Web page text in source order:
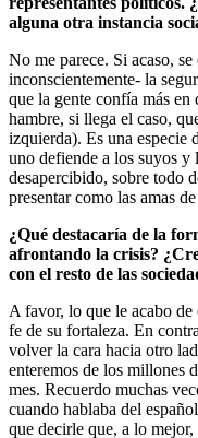
alguna otra instancia
No me parece. Si acaso,
inconscientemente- la
que la gente confía más
hambre, si llega el caso,
izquierda). Es una especie
uno defiende a los suyos y
desapercibido, sobre todo
presentar como las amas
¿Qué destacaría de la
afrontando la crisis?
con el resto de las
A favor, lo que le acabo
fe de su fortaleza. En
volver la cara hacia otro
enteremos de los millones
mes. Recuerdo muchas
cuando hablaba del
que decirle que, a lo